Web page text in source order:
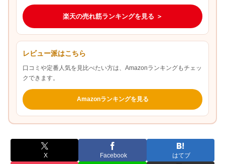
楽天の売れ筋ランキングを見る ＞
レビュー派はこちら
口コミや定番人気を見比べたい方は、Amazonランキングもチェッ
クできます。
Amazonランキングを見る
X Facebook はてブ